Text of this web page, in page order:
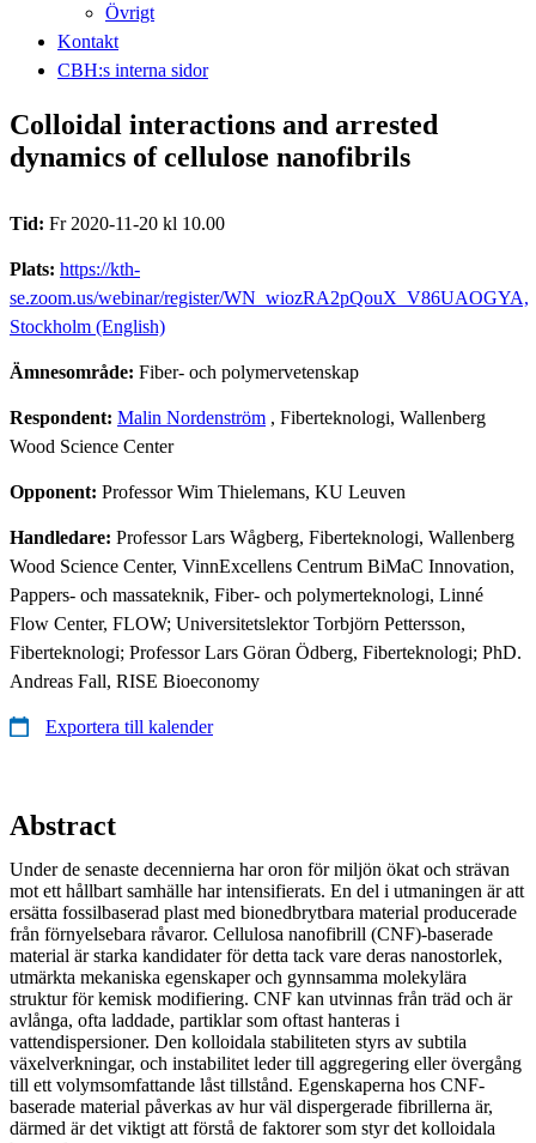
Övrigt
Kontakt
CBH:s interna sidor
Colloidal interactions and arrested
dynamics of cellulose nanofibrils
Tid: Fr 2020-11-20 kl 10.00
Plats: https://kth-
se.zoom.us/webinar/register/WN_wiozRA2pQouX_V86UAOGYA,
Stockholm (English)
Ämnesområde: Fiber- och polymervetenskap
Respondent: Malin Nordenström , Fiberteknologi, Wallenberg
Wood Science Center
Opponent: Professor Wim Thielemans, KU Leuven
Handledare: Professor Lars Wågberg, Fiberteknologi, Wallenberg
Wood Science Center, VinnExcellens Centrum BiMaC Innovation,
Pappers- och massateknik, Fiber- och polymerteknologi, Linné
Flow Center, FLOW; Universitetslektor Torbjörn Pettersson,
Fiberteknologi; Professor Lars Göran Ödberg, Fiberteknologi; PhD.
Andreas Fall, RISE Bioeconomy
Exportera till kalender
Abstract
Under de senaste decennierna har oron för miljön ökat och strävan
mot ett hållbart samhälle har intensifierats. En del i utmaningen är att
ersätta fossilbaserad plast med bionedbrytbara material producerade
från förnyelsebara råvaror. Cellulosa nanofibrill (CNF)-baserade
material är starka kandidater för detta tack vare deras nanostorlek,
utmärkta mekaniska egenskaper och gynnsamma molekylära
struktur för kemisk modifiering. CNF kan utvinnas från träd och är
avlånga, ofta laddade, partiklar som oftast hanteras i
vattendispersioner. Den kolloidala stabiliteten styrs av subtila
växelverkningar, och instabilitet leder till aggregering eller övergång
till ett volymsomfattande låst tillstånd. Egenskaperna hos CNF-
baserade material påverkas av hur väl dispergerade fibrillerna är,
därmed är det viktigt att förstå de faktorer som styr det kolloidala